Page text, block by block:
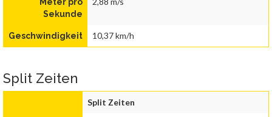
Sekunde
Geschwindigkeit 10,37 km/h
Split Zeiten
Split Zeiten